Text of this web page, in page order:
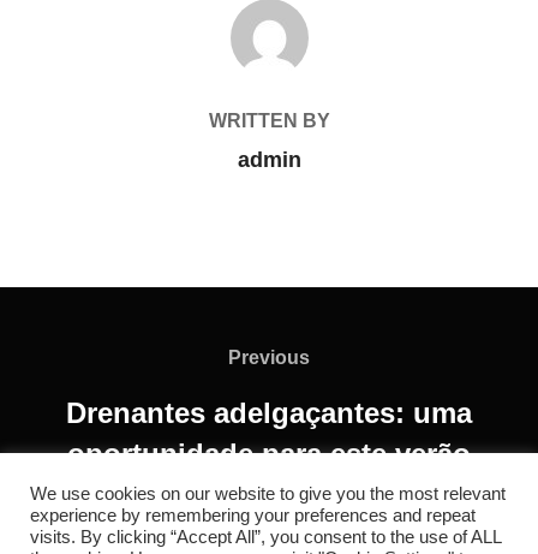
POST AUTHOR
WRITTEN BY
admin
Previous
Drenantes adelgaçantes: uma
oportunidade para este verão
We use cookies on our website to give you the most relevant
experience by remembering your preferences and repeat
visits. By clicking “Accept All”, you consent to the use of ALL